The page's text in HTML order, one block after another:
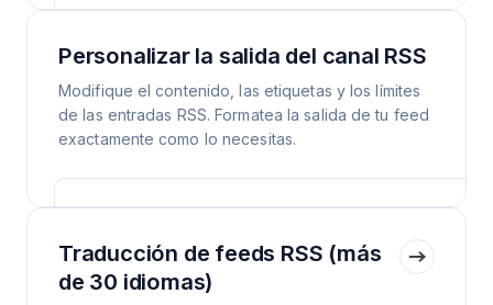
Personalizar la salida del canal RSS
Modifique el contenido, las etiquetas y los límites
de las entradas RSS. Formatea la salida de tu feed
exactamente como lo necesitas.
Traducción de feeds RSS (más
de 30 idiomas)